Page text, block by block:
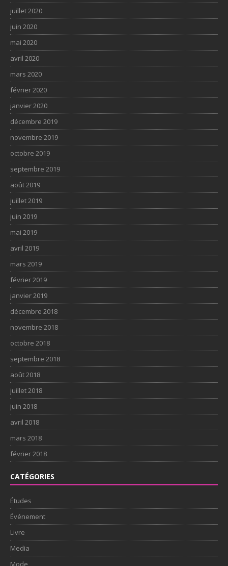
juillet 2020
juin 2020
mai 2020
avril 2020
mars 2020
février 2020
janvier 2020
décembre 2019
novembre 2019
octobre 2019
septembre 2019
août 2019
juillet 2019
juin 2019
mai 2019
avril 2019
mars 2019
février 2019
janvier 2019
décembre 2018
novembre 2018
octobre 2018
septembre 2018
août 2018
juillet 2018
juin 2018
avril 2018
mars 2018
février 2018
CATÉGORIES
Études
Événement
Livre
Media
Mode